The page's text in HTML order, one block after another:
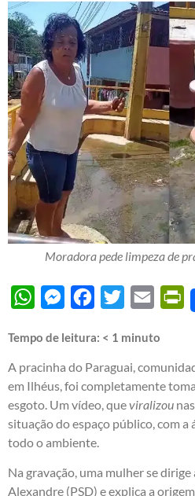
Moradora pede limpeza de
WhatsAppMessengerFacebook
Twitter Email
Tempo de leitura: < 1 minuto
A pracinha do Paraguai,
em Ilhéus, foi completamente
esgoto. Um vídeo, queviralizou
situação do espaço público, com
todo o ambiente.
Na gravação, uma mulher se
Alexandre (PSD) e explica a